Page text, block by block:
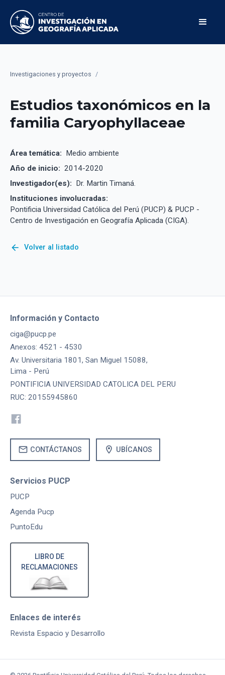
Investigaciones y proyectos /
Estudios taxonómicos en la
familia Caryophyllaceae
Área temática: Medio ambiente
Año de inicio: 2014-2020
Investigador(es): Dr. Martin Timaná.
Instituciones involucradas:
Pontificia Universidad Católica del Perú (PUCP) & PUCP -
Centro de Investigación en Geografía Aplicada (CIGA).
arrow_back Volver al listado
Información y Contacto
ciga@pucp.pe
Anexos: 4521 - 4530
Av. Universitaria 1801, San Miguel 15088,
Lima - Perú
PONTIFICIA UNIVERSIDAD CATOLICA DEL PERU
RUC: 20155945860
mail CONTÁCTANOS location_on UBÍCANOS
Servicios PUCP
PUCP
Agenda Pucp
PuntoEdu
LIBRO DE
RECLAMACIONES
Enlaces de interés
Revista Espacio y Desarrollo